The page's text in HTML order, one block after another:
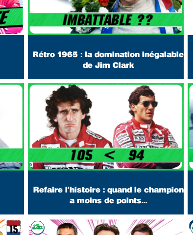
Rétro 1965 : la domination inégalable
de Jim Clark
Refaire l'histoire : quand le champion
a moins de points...